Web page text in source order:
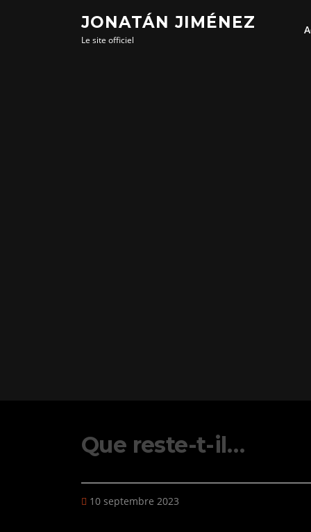
JONATÁN JIMÉNEZ
Le site officiel
Que reste-t-il…
10 septembre 2023